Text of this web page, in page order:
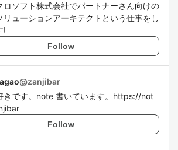
ロソフト株式会社でパートナーさん向けの
リューションアーキテクトという仕事をし
!
Follow
@zanjibar
きです。note 書いています。https://not
Follow